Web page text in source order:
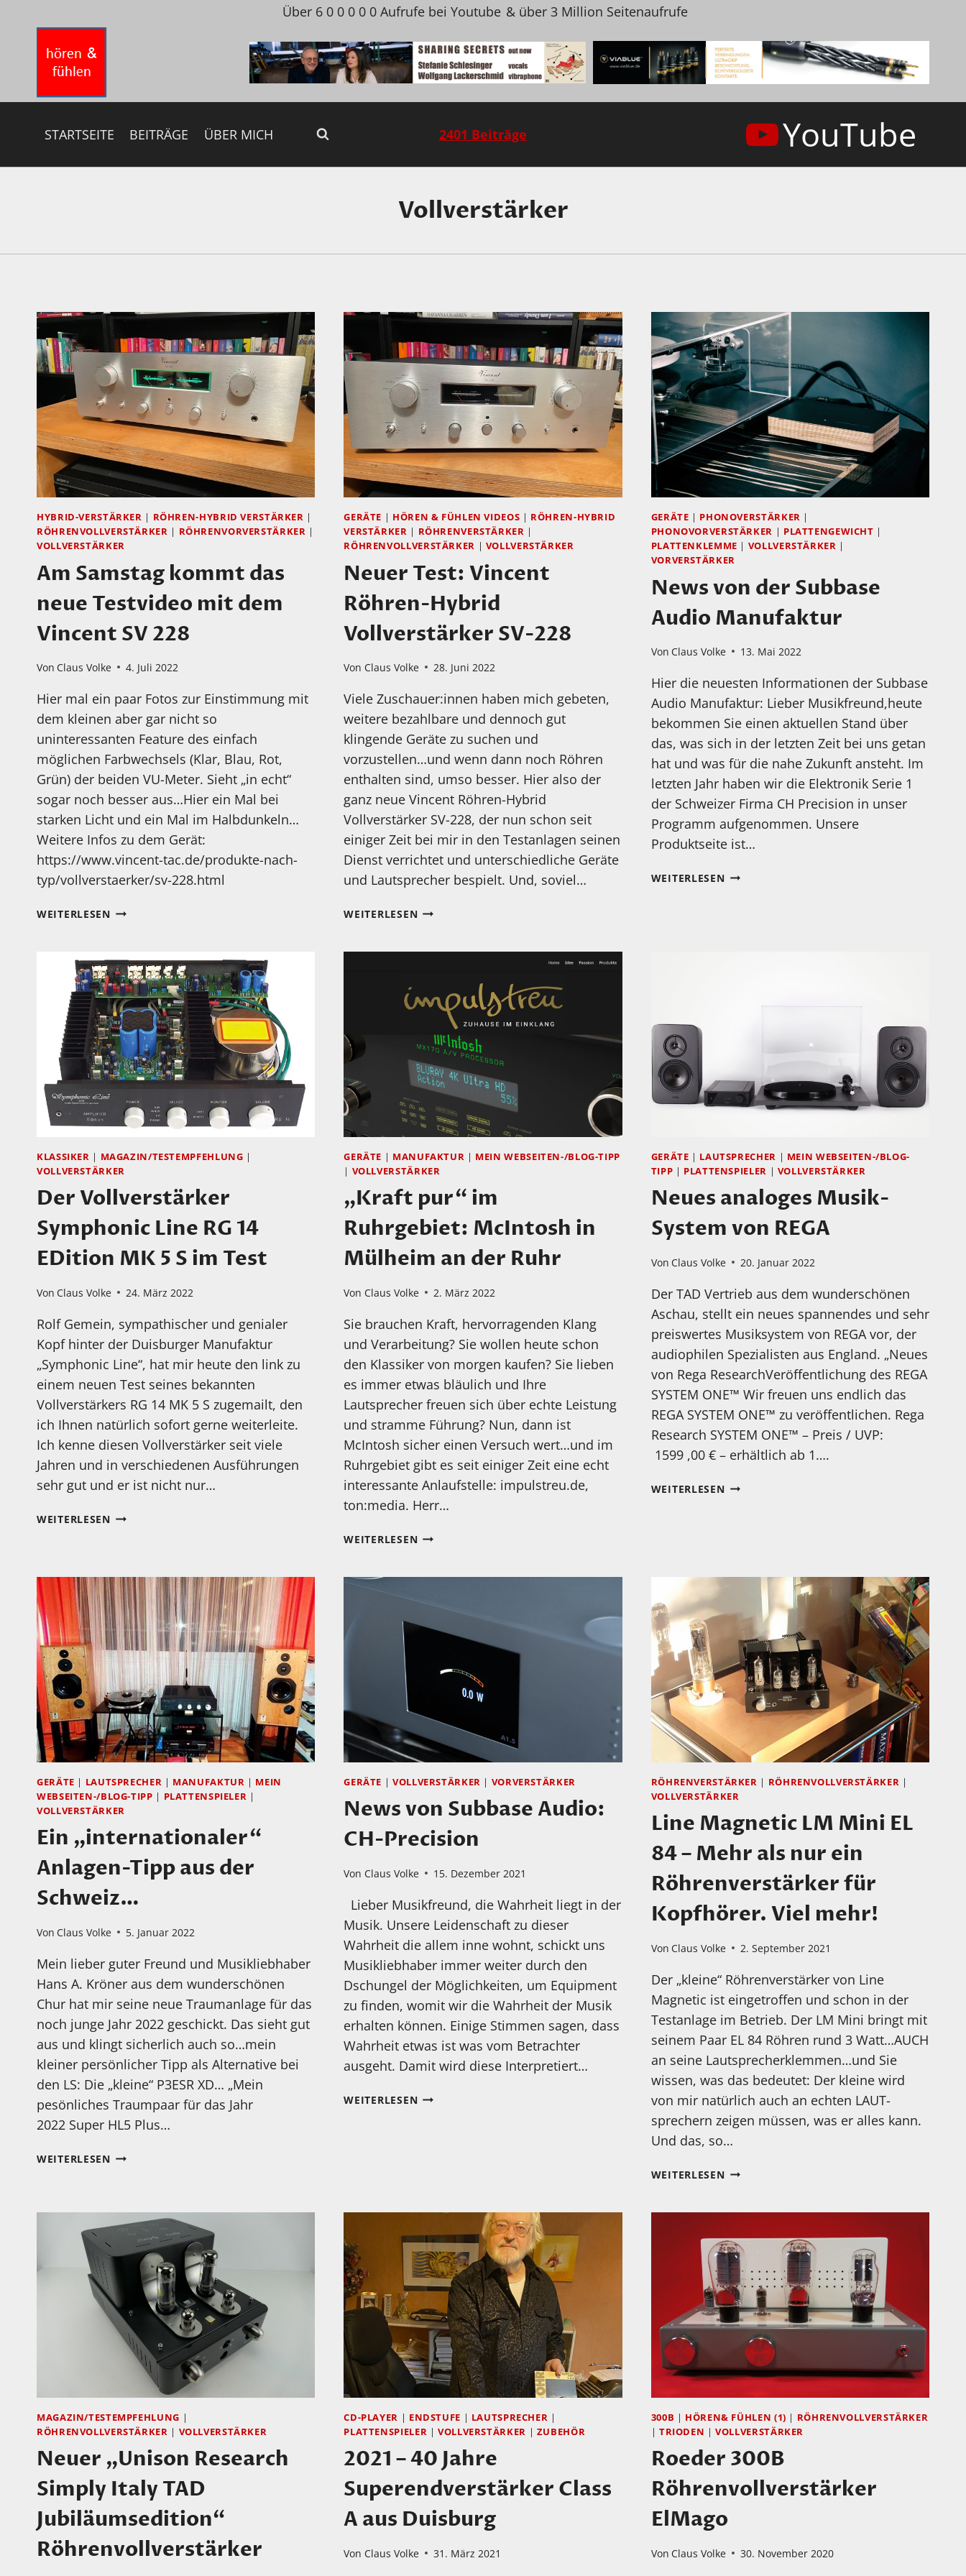
springen
Über 6 0 0 0 0 0 Aufrufe bei Youtube & über 3 Million Seitenaufrufe
STARTSEITE BEITRÄGE ÜBER MICH 2401 Beiträge YouTube
Vollverstärker
HYBRID-VERSTÄRKER | RÖHREN-HYBRID VERSTÄRKER |
RÖHRENVOLLVERSTÄRKER | RÖHRENVORVERSTÄRKER |
VOLLVERSTÄRKER
Am Samstag kommt das
neue Testvideo mit dem
Vincent SV 228
Von Claus Volke 4. Juli 2022
Hier mal ein paar Fotos zur Einstimmung mit
dem kleinen aber gar nicht so
uninteressanten Feature des einfach
möglichen Farbwechsels (Klar, Blau, Rot,
Grün) der beiden VU-Meter. Sieht „in echt“
sogar noch besser aus…Hier ein Mal bei
starken Licht und ein Mal im Halbdunkeln…
Weitere Infos zu dem Gerät:
https://www.vincent-tac.de/produkte-nach-
typ/vollverstaerker/sv-228.html
WEITERLESENAM
DAS
NEUE
TESTVIDEO
MIT
DEM
VINCENT
SV
228
GERÄTE | HÖREN & FÜHLEN VIDEOS | RÖHREN-HYBRID
VERSTÄRKER | RÖHRENVERSTÄRKER |
RÖHRENVOLLVERSTÄRKER | VOLLVERSTÄRKER
Neuer Test: Vincent
Röhren-Hybrid
Vollverstärker SV-228
Von Claus Volke 28. Juni 2022
Viele Zuschauer:innen haben mich gebeten,
weitere bezahlbare und dennoch gut
klingende Geräte zu suchen und
vorzustellen…und wenn dann noch Röhren
enthalten sind, umso besser. Hier also der
ganz neue Vincent Röhren-Hybrid
Vollverstärker SV-228, der nun schon seit
einiger Zeit bei mir in den Testanlagen seinen
Dienst verrichtet und unterschiedliche Geräte
und Lautsprecher bespielt. Und, soviel…
WEITERLESENNEUER
VOLLVERSTÄRKER
SV-
GERÄTE | PHONOVERSTÄRKER |
PHONOVORVERSTÄRKER | PLATTENGEWICHT |
PLATTENKLEMME | VOLLVERSTÄRKER |
VORVERSTÄRKER
News von der Subbase
Audio Manufaktur
Von Claus Volke 13. Mai 2022
Hier die neuesten Informationen der Subbase
Audio Manufaktur: Lieber Musikfreund,heute
bekommen Sie einen aktuellen Stand über
das, was sich in der letzten Zeit bei uns getan
hat und was für die nahe Zukunft ansteht. Im
letzten Jahr haben wir die Elektronik Serie 1
der Schweizer Firma CH Precision in unser
Programm aufgenommen. Unsere
Produktseite ist…
WEITERLESENNEWS
KLASSIKER | MAGAZIN/TESTEMPFEHLUNG |
VOLLVERSTÄRKER
Der Vollverstärker
Symphonic Line RG 14
EDition MK 5 S im Test
Von Claus Volke 24. März 2022
Rolf Gemein, sympathischer und genialer
Kopf hinter der Duisburger Manufaktur
„Symphonic Line“, hat mir heute den link zu
einem neuen Test seines bekannten
Vollverstärkers RG 14 MK 5 S zugemailt, den
ich Ihnen natürlich sofort gerne weiterleite.
Ich kenne diesen Vollverstärker seit viele
Jahren und in verschiedenen Ausführungen
sehr gut und er ist nicht nur…
WEITERLESENDER
RG
14
EDITION
MK
5
S
IM
TEST
GERÄTE | MANUFAKTUR | MEIN WEBSEITEN-/BLOG-TIPP
| VOLLVERSTÄRKER
„Kraft pur“ im
Ruhrgebiet: McIntosh in
Mülheim an der Ruhr
Von Claus Volke 2. März 2022
Sie brauchen Kraft, hervorragenden Klang
und Verarbeitung? Sie wollen heute schon
den Klassiker von morgen kaufen? Sie lieben
es immer etwas bläulich und Ihre
Lautsprecher freuen sich über echte Leistung
und stramme Führung? Nun, dann ist
McIntosh sicher einen Versuch wert…und im
Ruhrgebiet gibt es seit einiger Zeit eine echt
interessante Anlaufstelle: impulstreu.de,
ton:media. Herr…
WEITERLESEN„KRAFT
MCINTOSH
MÜLHEIM
GERÄTE | LAUTSPRECHER | MEIN WEBSEITEN-/BLOG-
TIPP | PLATTENSPIELER | VOLLVERSTÄRKER
Neues analoges Musik-
System von REGA
Von Claus Volke 20. Januar 2022
Der TAD Vertrieb aus dem wunderschönen
Aschau, stellt ein neues spannendes und sehr
preiswertes Musiksystem von REGA vor, der
audiophilen Spezialisten aus England. „Neues
von Rega ResearchVeröffentlichung des REGA
SYSTEM ONE™ Wir freuen uns endlich das
REGA SYSTEM ONE™ zu veröffentlichen. Rega
Research SYSTEM ONE™ – Preis / UVP:
1599 ,00 € – erhältlich ab 1….
WEITERLESENNEUES
GERÄTE | LAUTSPRECHER | MANUFAKTUR | MEIN
WEBSEITEN-/BLOG-TIPP | PLATTENSPIELER |
VOLLVERSTÄRKER
Ein „internationaler“
Anlagen-Tipp aus der
Schweiz…
Von Claus Volke 5. Januar 2022
Mein lieber guter Freund und Musikliebhaber
Hans A. Kröner aus dem wunderschönen
Chur hat mir seine neue Traumanlage für das
noch junge Jahr 2022 geschickt. Das sieht gut
aus und klingt sicherlich auch so…mein
kleiner persönlicher Tipp als Alternative bei
den LS: Die „kleine“ P3ESR XD… „Mein
pesönliches Traumpaar für das Jahr
2022 Super HL5 Plus…
WEITERLESENEIN
AUS
DER
SCHWEIZ…
GERÄTE | VOLLVERSTÄRKER | VORVERSTÄRKER
News von Subbase Audio:
CH-Precision
Von Claus Volke 15. Dezember 2021
Lieber Musikfreund, die Wahrheit liegt in der
Musik. Unsere Leidenschaft zu dieser
Wahrheit die allem inne wohnt, schickt uns
Musikliebhaber immer weiter durch den
Dschungel der Möglichkeiten, um Equipment
zu finden, womit wir die Wahrheit der Musik
erhalten können. Einige Stimmen sagen, dass
Wahrheit etwas ist was vom Betrachter
ausgeht. Damit wird diese Interpretiert…
WEITERLESENNEWS
RÖHRENVERSTÄRKER | RÖHRENVOLLVERSTÄRKER |
VOLLVERSTÄRKER
Line Magnetic LM Mini EL
84 – Mehr als nur ein
Röhrenverstärker für
Kopfhörer. Viel mehr!
Von Claus Volke 2. September 2021
Der „kleine“ Röhrenverstärker von Line
Magnetic ist eingetroffen und schon in der
Testanlage im Betrieb. Der LM Mini bringt mit
seinem Paar EL 84 Röhren rund 3 Watt…AUCH
an seine Lautsprecherklemmen…und Sie
wissen, was das bedeutet: Der kleine wird
von mir natürlich auch an echten LAUT-
sprechern zeigen müssen, was er alles kann.
Und das, so…
WEITERLESENLINE
EL
84
–
MEHR
ALS
NUR
RÖHRENVERSTÄRKER
FÜR
KOPFHÖRER.
VIEL
MEHR!
MAGAZIN/TESTEMPFEHLUNG |
RÖHRENVOLLVERSTÄRKER | VOLLVERSTÄRKER
Neuer „Unison Research
Simply Italy TAD
Jubiläumsedition“
Röhrenvollverstärker
CD-PLAYER | ENDSTUFE | LAUTSPRECHER |
PLATTENSPIELER |VOLLVERSTÄRKER | ZUBEHÖR
2021 – 40 Jahre
Superendverstärker Class
A aus Duisburg
Von Claus Volke 31. März 2021
300B | HÖREN& FÜHLEN (1) | RÖHRENVOLLVERSTÄRKER
| TRIODEN |VOLLVERSTÄRKER
Roeder 300B
Röhrenvollverstärker
ElMago
Von Claus Volke 30. November 2020